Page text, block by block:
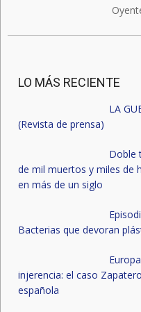
LO MÁS RECIENTE
LA
(Revista de prensa)
Doble
de mil muertos y miles de
en más de un siglo
Bacterias que devoran
injerencia: el caso
española